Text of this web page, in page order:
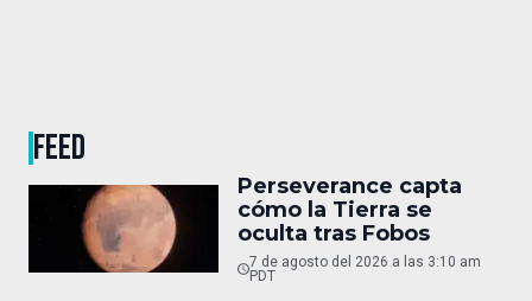
FEED
Perseverance capta
cómo la Tierra se
oculta tras Fobos
7 de agosto del 2026 a las 3:10 am
PDT